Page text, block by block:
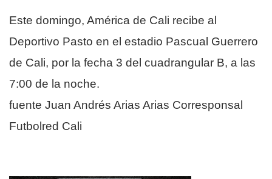
Este domingo, América de Cali recibe al
Deportivo Pasto en el estadio Pascual Guerrero
de Cali, por la fecha 3 del cuadrangular B, a las
7:00 de la noche.
fuente Juan Andrés Arias Arias Corresponsal
Futbolred Cali